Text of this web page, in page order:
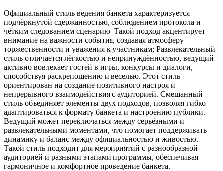
Официальный стиль ведения банкета характеризуется
подчёркнутой сдержанностью, соблюдением протокола и
чётким следованием сценарию. Такой подход акцентирует
внимание на важности события, создавая атмосферу
торжественности и уважения к участникам; Развлекательный
стиль отличается лёгкостью и непринуждённостью, ведущий
активно вовлекает гостей в игры, конкурсы и диалоги,
способствуя раскрепощению и веселью. Этот стиль
ориентирован на создание позитивного настроя и
непрерывного взаимодействия с аудиторией. Смешанный
стиль объединяет элементы двух подходов, позволяя гибко
адаптироваться к формату банкета и настроению публики.
Ведущий может переключаться между серьёзными и
развлекательными моментами, что помогает поддерживать
динамику и баланс между официальностью и живостью.
Такой стиль подходит для мероприятий с разнообразной
аудиторией и разными этапами программы, обеспечивая
гармоничное и комфортное проведение банкета.